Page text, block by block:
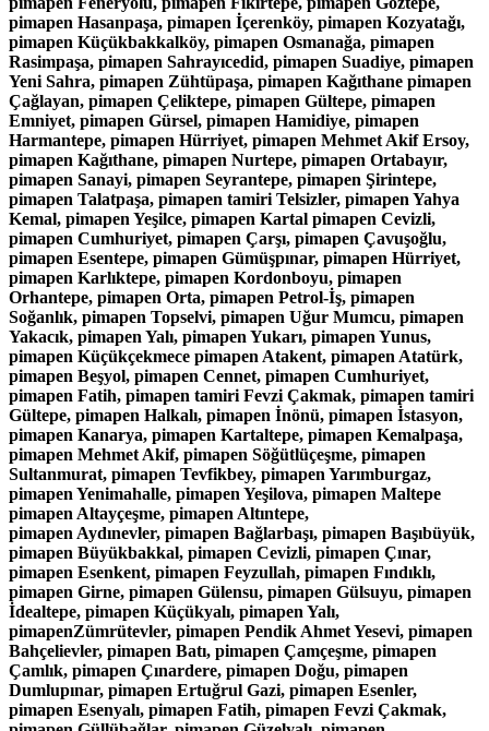
pimapen Hasanpaşa, pimapen İçerenköy, pimapen Kozyatağı,
pimapen Küçükbakkalköy, pimapen Osmanağa, pimapen
Rasimpaşa, pimapen Sahrayıcedid, pimapen Suadiye, pimapen
Yeni Sahra, pimapen Zühtüpaşa, pimapen Kağıthane pimapen
Çağlayan, pimapen Çeliktepe, pimapen Gültepe, pimapen
Emniyet, pimapen Gürsel, pimapen Hamidiye, pimapen
Harmantepe, pimapen Hürriyet, pimapen Mehmet Akif Ersoy,
pimapen Kağıthane, pimapen Nurtepe, pimapen Ortabayır,
pimapen Sanayi, pimapen Seyrantepe, pimapen Şirintepe,
pimapen Talatpaşa, pimapen tamiri Telsizler, pimapen Yahya
Kemal, pimapen Yeşilce, pimapen Kartal pimapen Cevizli,
pimapen Cumhuriyet, pimapen Çarşı, pimapen Çavuşoğlu,
pimapen Esentepe, pimapen Gümüşpınar, pimapen Hürriyet,
pimapen Karlıktepe, pimapen Kordonboyu, pimapen
Orhantepe, pimapen Orta, pimapen Petrol-İş, pimapen
Soğanlık, pimapen Topselvi, pimapen Uğur Mumcu, pimapen
Yakacık, pimapen Yalı, pimapen Yukarı, pimapen Yunus,
pimapen Küçükçekmece pimapen Atakent, pimapen Atatürk,
pimapen Beşyol, pimapen Cennet, pimapen Cumhuriyet,
pimapen Fatih, pimapen tamiri Fevzi Çakmak, pimapen tamiri
Gültepe, pimapen Halkalı, pimapen İnönü, pimapen İstasyon,
pimapen Kanarya, pimapen Kartaltepe, pimapen Kemalpaşa,
pimapen Mehmet Akif, pimapen Söğütlüçeşme, pimapen
Sultanmurat, pimapen Tevfikbey, pimapen Yarımburgaz,
pimapen Yenimahalle, pimapen Yeşilova, pimapen Maltepe
pimapen Altayçeşme, pimapen Altıntepe,
pimapen Aydınevler, pimapen Bağlarbaşı, pimapen Başıbüyük,
pimapen Büyükbakkal, pimapen Cevizli, pimapen Çınar,
pimapen Esenkent, pimapen Feyzullah, pimapen Fındıklı,
pimapen Girne, pimapen Gülensu, pimapen Gülsuyu, pimapen
İdealtepe, pimapen Küçükyalı, pimapen Yalı,
pimapenZümrütevler, pimapen Pendik Ahmet Yesevi, pimapen
Bahçelievler, pimapen Batı, pimapen Çamçeşme, pimapen
Çamlık, pimapen Çınardere, pimapen Doğu, pimapen
Dumlupınar, pimapen Ertuğrul Gazi, pimapen Esenler,
pimapen Esenyalı, pimapen Fatih, pimapen Fevzi Çakmak,